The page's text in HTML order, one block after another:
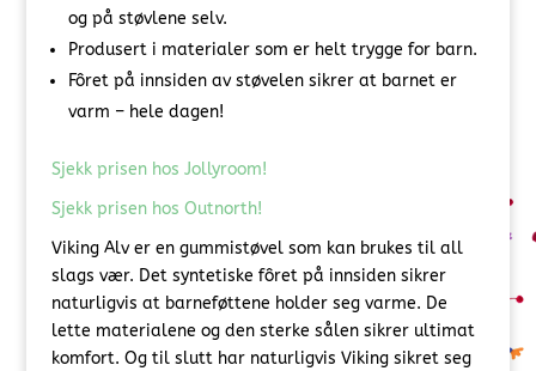
og på støvlene selv.
Produsert i materialer som er helt trygge for barn.
Fôret på innsiden av støvelen sikrer at barnet er
varm – hele dagen!
Sjekk prisen hos Jollyroom!
Sjekk prisen hos Outnorth!
Viking Alv er en gummistøvel som kan brukes til all
slags vær. Det syntetiske fôret på innsiden sikrer
naturligvis at barneføttene holder seg varme. De
lette materialene og den sterke sålen sikrer ultimat
komfort. Og til slutt har naturligvis Viking sikret seg